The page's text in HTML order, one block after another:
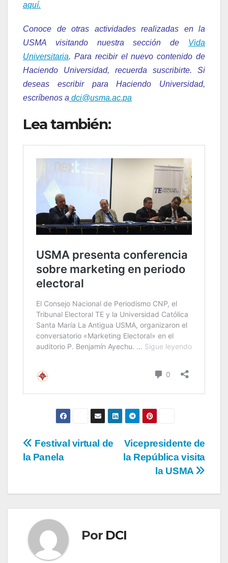
aquí.
Conoce de otras actividades realizadas en la
USMA visitando nuestra sección de Vida
Universitaria. Para recibir el nuevo contenido de
Haciendo Universidad, recuerda suscribirte. Si
deseas escribir para Haciendo Universidad,
escríbenos a dci@usma.ac.pa
Lea también:
Vicepresidente de
la República visita
la USMA
Festival virtual de
la Panela
Por DCI